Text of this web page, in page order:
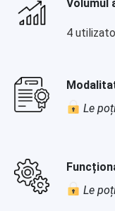
Volumul
4
Le
Le